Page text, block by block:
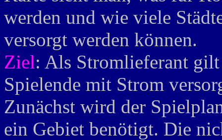
werden und wie viele
versorgt werden können.
Ziel: Als Stromlieferant
Spielende mit Strom
Zunächst wird der
ein Gebiet benötigt. Die